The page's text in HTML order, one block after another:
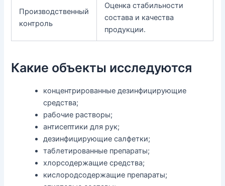
Производственный
контроль
Оценка стабильности
состава и качества
продукции.
Какие объекты исследуются
концентрированные дезинфицирующие
средства;
рабочие растворы;
антисептики для рук;
дезинфицирующие салфетки;
таблетированные препараты;
хлорсодержащие средства;
кислородсодержащие препараты;